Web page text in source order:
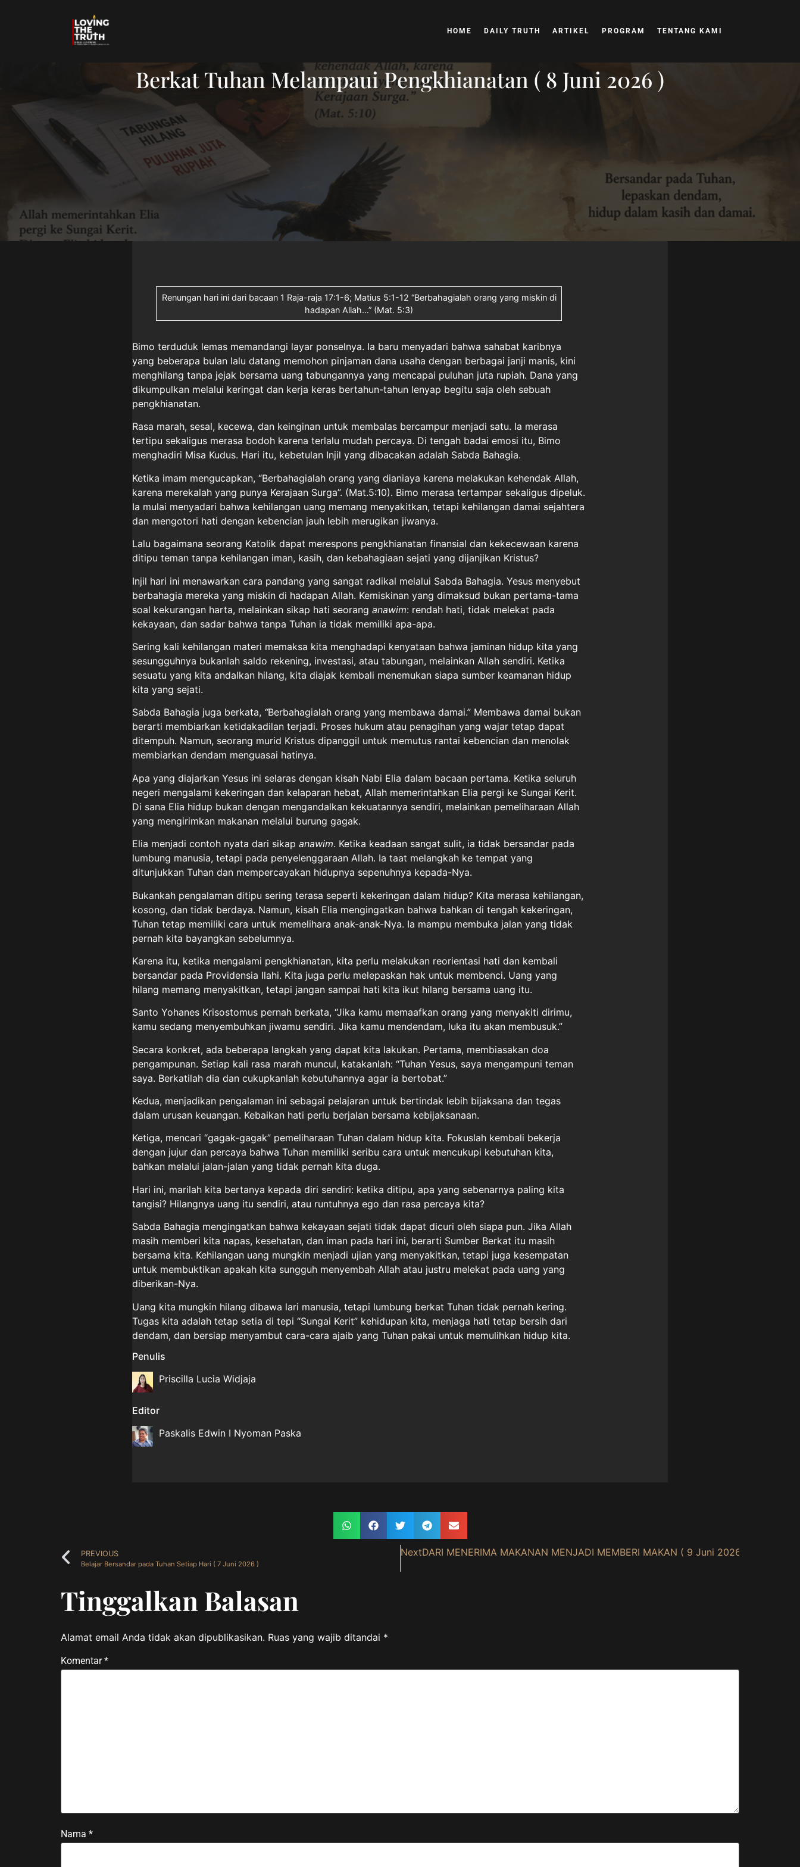
HOME DAILY TRUTH ARTIKEL PROGRAM TENTANG KAMI
Berkat Tuhan Melampaui Pengkhianatan ( 8 Juni 2026 )
Renungan hari ini dari bacaan 1 Raja-raja 17:1-6; Matius 5:1-12 “Berbahagialah orang yang miskin di
hadapan Allah…” (Mat. 5:3)
Bimo terduduk lemas memandangi layar ponselnya. Ia baru menyadari bahwa sahabat karibnya
yang beberapa bulan lalu datang memohon pinjaman dana usaha dengan berbagai janji manis, kini
menghilang tanpa jejak bersama uang tabungannya yang mencapai puluhan juta rupiah. Dana yang
dikumpulkan melalui keringat dan kerja keras bertahun-tahun lenyap begitu saja oleh sebuah
pengkhianatan.
Rasa marah, sesal, kecewa, dan keinginan untuk membalas bercampur menjadi satu. Ia merasa
tertipu sekaligus merasa bodoh karena terlalu mudah percaya. Di tengah badai emosi itu, Bimo
menghadiri Misa Kudus. Hari itu, kebetulan Injil yang dibacakan adalah Sabda Bahagia.
Ketika imam mengucapkan, “Berbahagialah orang yang dianiaya karena melakukan kehendak Allah,
karena merekalah yang punya Kerajaan Surga”. (Mat.5:10). Bimo merasa tertampar sekaligus dipeluk.
Ia mulai menyadari bahwa kehilangan uang memang menyakitkan, tetapi kehilangan damai sejahtera
dan mengotori hati dengan kebencian jauh lebih merugikan jiwanya.
Lalu bagaimana seorang Katolik dapat merespons pengkhianatan finansial dan kekecewaan karena
ditipu teman tanpa kehilangan iman, kasih, dan kebahagiaan sejati yang dijanjikan Kristus?
Injil hari ini menawarkan cara pandang yang sangat radikal melalui Sabda Bahagia. Yesus menyebut
berbahagia mereka yang miskin di hadapan Allah. Kemiskinan yang dimaksud bukan pertama-tama
soal kekurangan harta, melainkan sikap hati seorang anawim: rendah hati, tidak melekat pada
kekayaan, dan sadar bahwa tanpa Tuhan ia tidak memiliki apa-apa.
Sering kali kehilangan materi memaksa kita menghadapi kenyataan bahwa jaminan hidup kita yang
sesungguhnya bukanlah saldo rekening, investasi, atau tabungan, melainkan Allah sendiri. Ketika
sesuatu yang kita andalkan hilang, kita diajak kembali menemukan siapa sumber keamanan hidup
kita yang sejati.
Sabda Bahagia juga berkata, “Berbahagialah orang yang membawa damai.” Membawa damai bukan
berarti membiarkan ketidakadilan terjadi. Proses hukum atau penagihan yang wajar tetap dapat
ditempuh. Namun, seorang murid Kristus dipanggil untuk memutus rantai kebencian dan menolak
membiarkan dendam menguasai hatinya.
Apa yang diajarkan Yesus ini selaras dengan kisah Nabi Elia dalam bacaan pertama. Ketika seluruh
negeri mengalami kekeringan dan kelaparan hebat, Allah memerintahkan Elia pergi ke Sungai Kerit.
Di sana Elia hidup bukan dengan mengandalkan kekuatannya sendiri, melainkan pemeliharaan Allah
yang mengirimkan makanan melalui burung gagak.
Elia menjadi contoh nyata dari sikap anawim. Ketika keadaan sangat sulit, ia tidak bersandar pada
lumbung manusia, tetapi pada penyelenggaraan Allah. Ia taat melangkah ke tempat yang
ditunjukkan Tuhan dan mempercayakan hidupnya sepenuhnya kepada-Nya.
Bukankah pengalaman ditipu sering terasa seperti kekeringan dalam hidup? Kita merasa kehilangan,
kosong, dan tidak berdaya. Namun, kisah Elia mengingatkan bahwa bahkan di tengah kekeringan,
Tuhan tetap memiliki cara untuk memelihara anak-anak-Nya. Ia mampu membuka jalan yang tidak
pernah kita bayangkan sebelumnya.
Karena itu, ketika mengalami pengkhianatan, kita perlu melakukan reorientasi hati dan kembali
bersandar pada Providensia Ilahi. Kita juga perlu melepaskan hak untuk membenci. Uang yang
hilang memang menyakitkan, tetapi jangan sampai hati kita ikut hilang bersama uang itu.
Santo Yohanes Krisostomus pernah berkata, “Jika kamu memaafkan orang yang menyakiti dirimu,
kamu sedang menyembuhkan jiwamu sendiri. Jika kamu mendendam, luka itu akan membusuk.”
Secara konkret, ada beberapa langkah yang dapat kita lakukan. Pertama, membiasakan doa
pengampunan. Setiap kali rasa marah muncul, katakanlah: “Tuhan Yesus, saya mengampuni teman
saya. Berkatilah dia dan cukupkanlah kebutuhannya agar ia bertobat.”
Kedua, menjadikan pengalaman ini sebagai pelajaran untuk bertindak lebih bijaksana dan tegas
dalam urusan keuangan. Kebaikan hati perlu berjalan bersama kebijaksanaan.
Ketiga, mencari “gagak-gagak” pemeliharaan Tuhan dalam hidup kita. Fokuslah kembali bekerja
dengan jujur dan percaya bahwa Tuhan memiliki seribu cara untuk mencukupi kebutuhan kita,
bahkan melalui jalan-jalan yang tidak pernah kita duga.
Hari ini, marilah kita bertanya kepada diri sendiri: ketika ditipu, apa yang sebenarnya paling kita
tangisi? Hilangnya uang itu sendiri, atau runtuhnya ego dan rasa percaya kita?
Sabda Bahagia mengingatkan bahwa kekayaan sejati tidak dapat dicuri oleh siapa pun. Jika Allah
masih memberi kita napas, kesehatan, dan iman pada hari ini, berarti Sumber Berkat itu masih
bersama kita. Kehilangan uang mungkin menjadi ujian yang menyakitkan, tetapi juga kesempatan
untuk membuktikan apakah kita sungguh menyembah Allah atau justru melekat pada uang yang
diberikan-Nya.
Uang kita mungkin hilang dibawa lari manusia, tetapi lumbung berkat Tuhan tidak pernah kering.
Tugas kita adalah tetap setia di tepi “Sungai Kerit” kehidupan kita, menjaga hati tetap bersih dari
dendam, dan bersiap menyambut cara-cara ajaib yang Tuhan pakai untuk memulihkan hidup kita.
Penulis
Priscilla Lucia Widjaja
Editor
Paskalis Edwin I Nyoman Paska
PREVIOUS
Belajar Bersandar pada Tuhan Setiap Hari ( 7 Juni 2026 )
NextDARI MENERIMA MAKANAN MENJADI MEMBERI MAKAN ( 9 Juni 2026 )
Tinggalkan Balasan
Alamat email Anda tidak akan dipublikasikan. Ruas yang wajib ditandai *
Komentar*
Nama *